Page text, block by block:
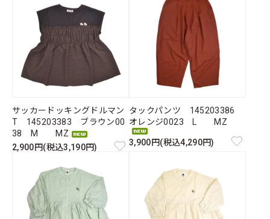
サッカードッキングドルマン
T 145203383 ブラウン00
38 M MZ
2,900円(税込3,190円)
タックパンツ 145203386
オレンジ0023 L MZ
3,900円(税込4,290円)